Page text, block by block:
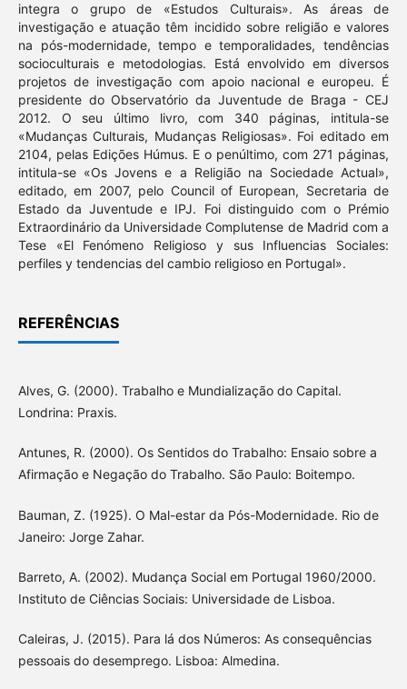
integra o grupo de «Estudos Culturais». As áreas de
investigação e atuação têm incidido sobre religião e valores
na pós-modernidade, tempo e temporalidades, tendências
socioculturais e metodologias. Está envolvido em diversos
projetos de investigação com apoio nacional e europeu. É
presidente do Observatório da Juventude de Braga - CEJ
2012. O seu último livro, com 340 páginas, intitula-se
«Mudanças Culturais, Mudanças Religiosas». Foi editado em
2104, pelas Edições Húmus. E o penúltimo, com 271 páginas,
intitula-se «Os Jovens e a Religião na Sociedade Actual»,
editado, em 2007, pelo Council of European, Secretaria de
Estado da Juventude e IPJ. Foi distinguido com o Prémio
Extraordinário da Universidade Complutense de Madrid com a
Tese «El Fenómeno Religioso y sus Influencias Sociales:
perfiles y tendencias del cambio religioso en Portugal».
REFERÊNCIAS
Alves, G. (2000). Trabalho e Mundialização do Capital.
Londrina: Praxis.
Antunes, R. (2000). Os Sentidos do Trabalho: Ensaio sobre a
Afirmação e Negação do Trabalho. São Paulo: Boitempo.
Bauman, Z. (1925). O Mal-estar da Pós-Modernidade. Rio de
Janeiro: Jorge Zahar.
Barreto, A. (2002). Mudança Social em Portugal 1960/2000.
Instituto de Ciências Sociais: Universidade de Lisboa.
Caleiras, J. (2015). Para lá dos Números: As consequências
pessoais do desemprego. Lisboa: Almedina.